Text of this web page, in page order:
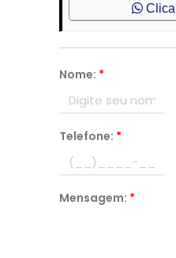
Nome: *
Telefone: *
Mensagem: *